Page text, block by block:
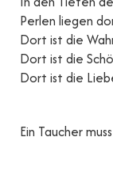
Perlen liegen
Dort ist die
Dort ist die
Dort ist die
Ein Taucher